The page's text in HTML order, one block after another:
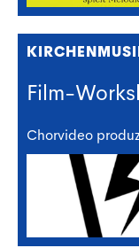
Film-
Chorvideo